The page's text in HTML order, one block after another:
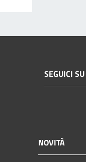
SEGUICI SU
NOVITÀ